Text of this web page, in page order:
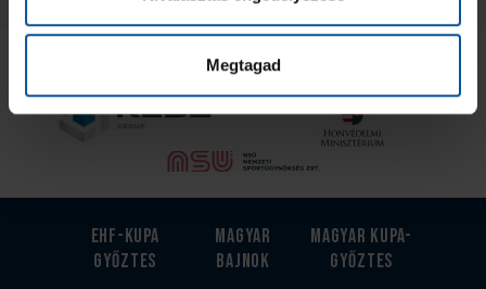
Megtagad
Az Utánpótlás kiemelt támogatója
EHF-Kupa
győztes
Magyar
bajnok
Magyar kupa-
győztes